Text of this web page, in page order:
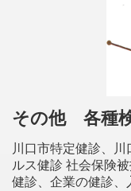
その他 各種
川口市特定健診、
ルス健診 社会保険
健診、企業の健診、